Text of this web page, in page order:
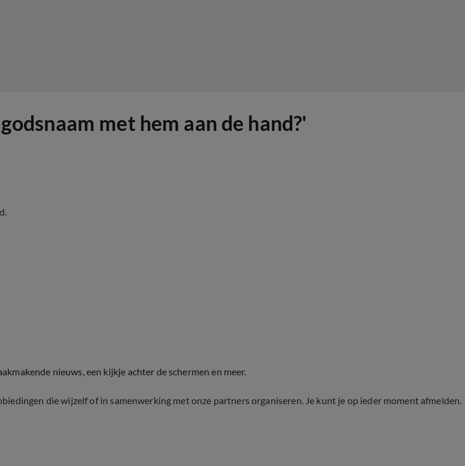
met hem aan de hand?'
nieuws, een kijkje achter de schermen en meer.
die wijzelf of in samenwerking met onze partners organiseren. Je kunt je op ieder moment afmelden.